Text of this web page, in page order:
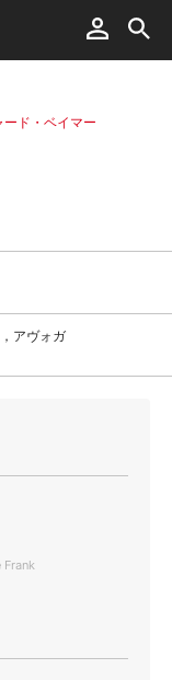
ード・ベイマー
アヴォガ
Frank